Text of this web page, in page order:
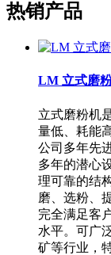
热销产品
LM 立式磨
立式磨粉机
量低、耗能
公司多年先
多年的潜心
理可靠的结
磨、选粉、
完全满足客
水平。可广
矿等行业，